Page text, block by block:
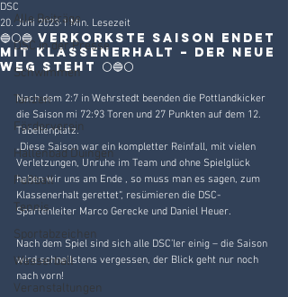
Alle Beiträge
DSC in der Presse
Schwimmen
Tanzen
Förderverein
Hallenbad Duingen
Fußball
Tennis
Sportabzeichen
Wasserball
Veranstaltungen
🔵⚪🔵 Verkorkste Saison endet
mit Klassenerhalt – der neue
Weg steht ⚪🔵⚪
DSC
20. Juni 2023 1 Min. Lesezeit
Nach dem 2:7 in Wehrstedt beenden die Pottlandkicker
die Saison mi 72:93 Toren und 27 Punkten auf dem 12.
Tabellenplatz.
„Diese Saison war ein kompletter Reinfall, mit vielen
Verletzungen, Unruhe im Team und ohne Spielglück
haben wir uns am Ende , so muss man es sagen, zum
Klassenerhalt gerettet“, resümieren die DSC-
Spartenleiter Marco Gerecke und Daniel Heuer.
Nach dem Spiel sind sich alle DSC’ler einig – die Saison
wird schnellstens vergessen, der Blick geht nur noch
nach vorn!